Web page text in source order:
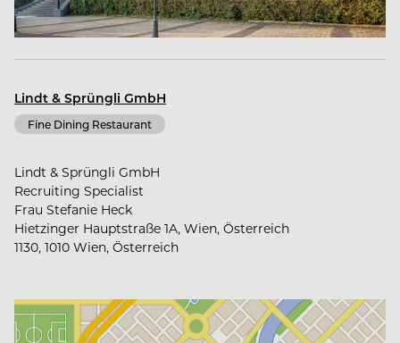
Lindt & Sprüngli GmbH
Fine Dining Restaurant
Lindt & Sprüngli GmbH
Recruiting Specialist
Frau Stefanie Heck
Hietzinger Hauptstraße 1A, Wien, Österreich
1130, 1010 Wien, Österreich